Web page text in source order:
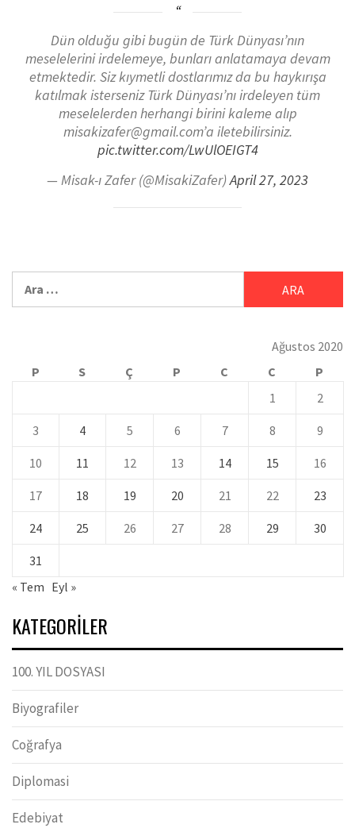
Dün olduğu gibi bugün de Türk Dünyası’nın
meselelerini irdelemeye, bunları anlatamaya devam
etmektedir. Siz kıymetli dostlarımız da bu haykırışa
katılmak isterseniz Türk Dünyası’nı irdeleyen tüm
meselelerden herhangi birini kaleme alıp
misakizafer@gmail.com’a iletebilirsiniz.
pic.twitter.com/LwUlOEIGT4
— Misak-ı Zafer (@MisakiZafer)April 27, 2023
Ağustos 2020
P
S Ç P C C
P
1
2
3 4 5 6 7 8 9
10 11 12 13 14 15 16
17 18 19 20 21 22 23
24 25 26 27 28 29 30
31
« Tem Eyl »
KATEGORILER
100. YIL DOSYASI
Biyografiler
Coğrafya
Diplomasi
Edebiyat